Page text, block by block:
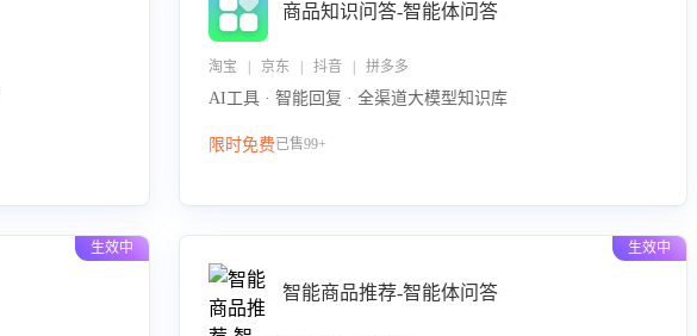
商品知识问答-智能体问答
淘宝 | 京东 | 抖音 | 拼多多
AI工具 · 智能回复 · 全渠道大模型知识库
限时免费已售99+
生效中 生效中
智能商品推荐-智能体问答